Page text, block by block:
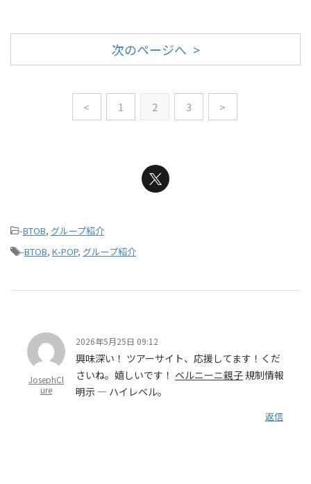
次のページへ >
< 1 2 3 >
-BTOB, グループ紹介
-BTOB, K-POP, グループ紹介
JosephCl
ure
2026年5月25日 09:12
興味深い！ ツアーサイト、応援してます！くだ
さいね。嬉しいです！ ベルニーニ親子規制情報
明示 — ハイレベル。
返信